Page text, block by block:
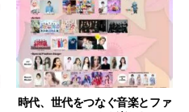
時代、世代をつなぐ音楽とファ